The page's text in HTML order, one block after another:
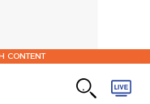
CONTENT